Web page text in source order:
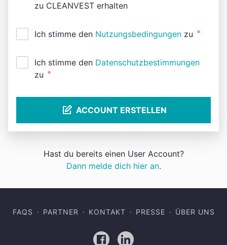
zu CLEANVEST erhalten
Ich stimme den Nutzungsbedingungen zu *
Ich stimme den Datenschutzbestimmungen
zu *
ACCOUNT ERSTELLEN
Hast du bereits einen User Account?
Dann melde dich hier an.
FAQS PARTNER KONTAKT PRESSE ÜBER UNS